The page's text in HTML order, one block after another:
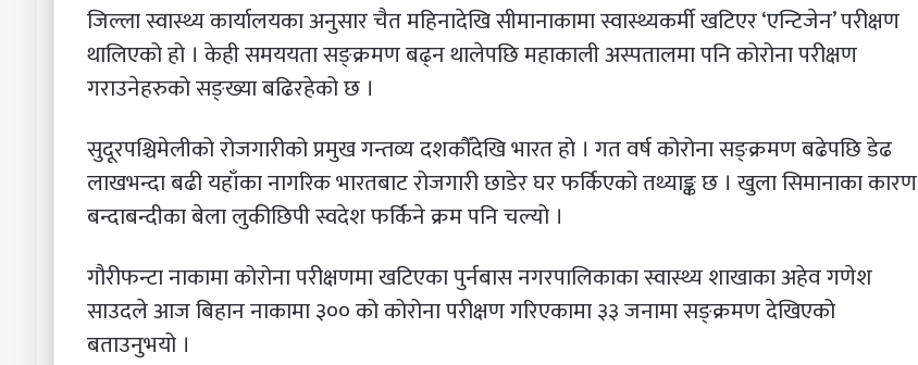
जिल्ला स्वास्थ्य कार्यालयका अनुसार चैत महिनादेखि सीमानाकामा स्वास्थ्यकर्मी खटिएर ‘एन्टिजेन’ परीक्षण
थालिएको हो । केही समययता सङ्क्रमण बढ्न थालेपछि महाकाली अस्पतालमा पनि कोरोना परीक्षण
गराउनेहरुको सङ्ख्या बढिरहेको छ ।
सुदूरपश्चिमेलीको रोजगारीको प्रमुख गन्तव्य दशकौँदेखि भारत हो । गत वर्ष कोरोना सङ्क्रमण बढेपछि डेढ
लाखभन्दा बढी यहाँका नागरिक भारतबाट रोजगारी छाडेर घर फर्किएको तथ्याङ्क छ । खुला सिमानाका कारण
बन्दाबन्दीका बेला लुकीछिपी स्वदेश फर्किने क्रम पनि चल्यो ।
गौरीफन्टा नाकामा कोरोना परीक्षणमा खटिएका पुर्नबास नगरपालिकाका स्वास्थ्य शाखाका अहेव गणेश
साउदले आज बिहान नाकामा ३०० को कोरोना परीक्षण गरिएकामा ३३ जनामा सङ्क्रमण देखिएको
बताउनुभयो ।